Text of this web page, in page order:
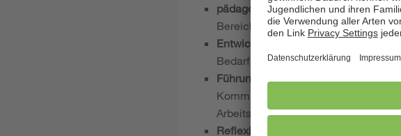
pädagogischer Abschluss:Sie
Bereich abgeschlossen.
Entwicklungsperspektive:
erste
Bedarf unterstützend auf ihrem Weg
Führungsstärke und Empathie:
Sie
Kommunikationskultur. Dabei
Arbeitsweise.
Reflexions- und